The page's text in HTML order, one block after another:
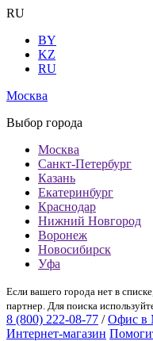
RU
BY
KZ
RU
Москва
Выбор города
Москва
Санкт-Петербург
Казань
Екатеринбург
Краснодар
Нижний Новгород
Воронеж
Новосибирск
Уфа
Если вашего города нет в
партнер. Для поиска
8 (800) 222-08-77 / Офис в
Интернет-магазин